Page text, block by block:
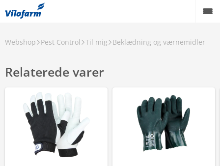
Webshop Pest Control Til mig Beklædning og værnemidler
Relaterede varer